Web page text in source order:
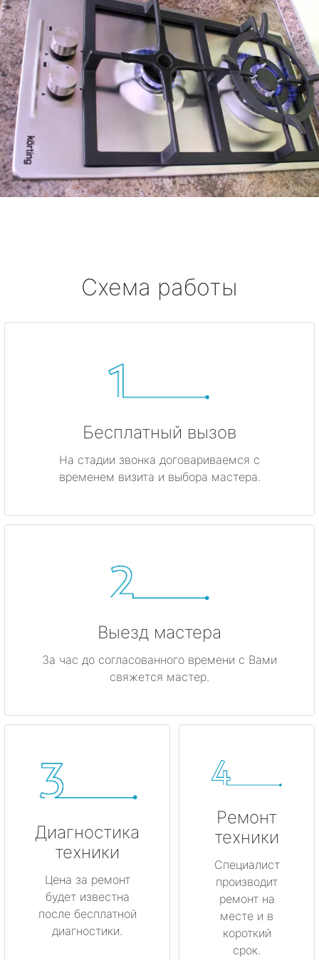
Схема работы
Бесплатный вызов
На стадии звонка договариваемся с
временем визита и выбора мастера.
Выезд мастера
За час до согласованного времени с Вами
свяжется мастер.
Диагностика
техники
Цена за ремонт
будет известна
после бесплатной
диагностики.
Ремонт
техники
Специалист
производит
ремонт на
месте и в
короткий
срок.